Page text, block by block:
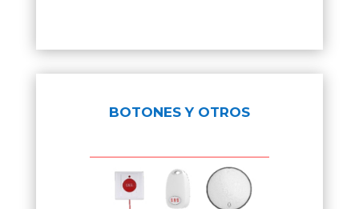
BOTONES Y OTROS